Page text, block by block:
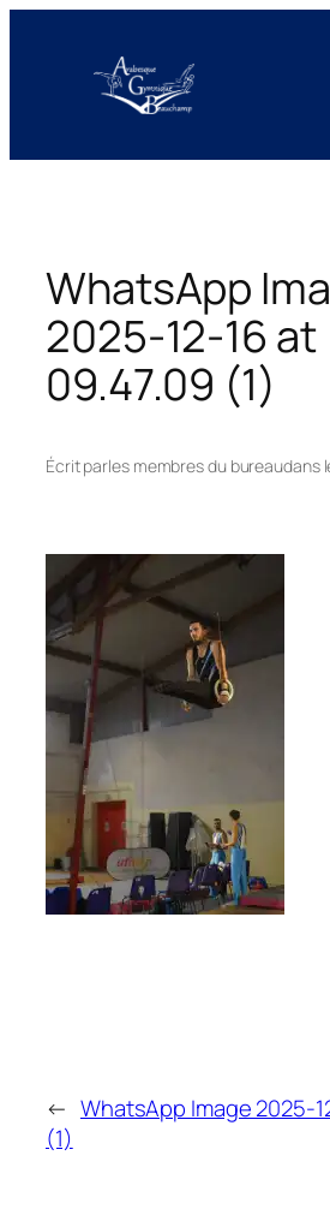
contenu
WhatsApp
2025-12-16 at
09.47.09 (1)
Écrit parles membres du bureaudans
← WhatsApp Image 2025-
(1)